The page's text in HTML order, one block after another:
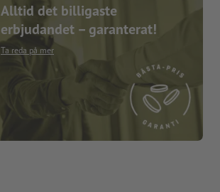
Alltid det billigaste
erbjudandet – garanterat!
Ta reda på mer